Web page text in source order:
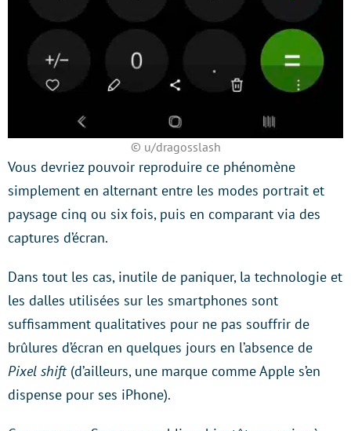
© u/dragosslash
Vous devriez pouvoir reproduire ce phénomène
simplement en alternant entre les modes portrait et
paysage cinq ou six fois, puis en comparant via des
captures d’écran.
Dans tout les cas, inutile de paniquer, la technologie et
les dalles utilisées sur les smartphones sont
suffisamment qualitatives pour ne pas souffrir de
brûlures d’écran en quelques jours en l’absence de
Pixel shift(d’ailleurs, une marque comme Apple s’en
dispense pour ses iPhone).